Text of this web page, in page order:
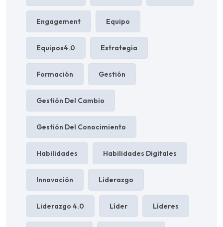
Engagement Equipo
Equipos4.0 Estrategia
Formación Gestión
Gestión Del Cambio
Gestión Del Conocimiento
Habilidades Habilidades Digitales
Innovación Liderazgo
Liderazgo 4.0 Líder Líderes